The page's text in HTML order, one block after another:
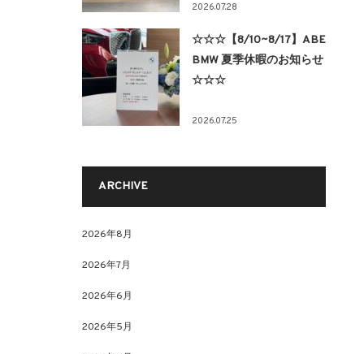
2026.07.28
☆☆☆【8/10~8/17】ABE
BMW 夏季休暇のお知らせ
☆☆☆
2026.07.25
ARCHIVE
2026年8月
2026年7月
2026年6月
2026年5月